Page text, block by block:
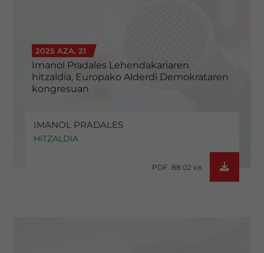
2025 AZA. 21
Imanol Pradales Lehendakariaren
hitzaldia, Europako Alderdi Demokrataren
kongresuan
IMANOL PRADALES
HITZALDIA
PDF 88.02 KB